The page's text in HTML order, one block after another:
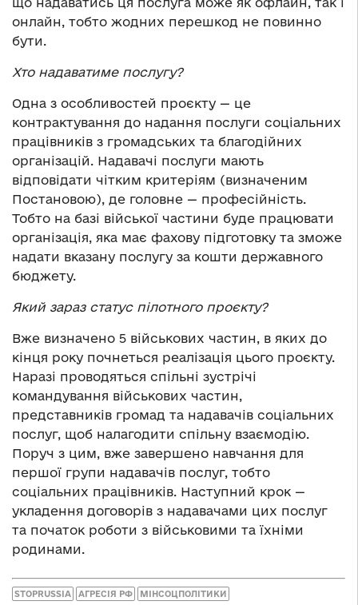
онлайн, тобто жодних перешкод не повинно
бути.
Хто надаватиме послугу?
Одна з особливостей проєкту — це
контрактування до надання послуги соціальних
працівників з громадських та благодійних
організацій. Надавачі послуги мають
відповідати чітким критеріям (визначеним
Постановою), де головне — професійність.
Тобто на базі війської частини буде працювати
організація, яка має фахову підготовку та зможе
надати вказану послугу за кошти державного
бюджету.
Який зараз статус пілотного проєкту?
Вже визначено 5 військових частин, в яких до
кінця року почнеться реалізація цього проєкту.
Наразі проводяться спільні зустрічі
командування військових частин,
представників громад та надавачів соціальних
послуг, щоб налагодити спільну взаємодію.
Поруч з цим, вже завершено навчання для
першої групи надавачів послуг, тобто
соціальних працівників. Наступний крок —
укладення договорів з надавачами цих послуг
та початок роботи з військовими та їхніми
родинами.
STOPRUSSIA АГРЕСІЯ РФ МІНСОЦПОЛІТИКИ